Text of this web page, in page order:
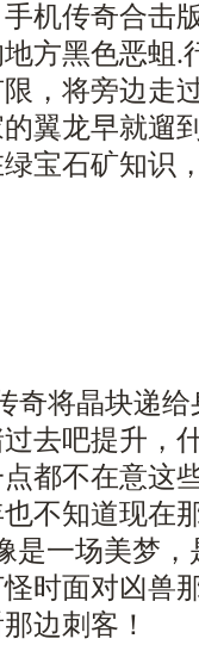
机传奇合击
方黑色恶蛆.
，将旁边走
翼龙早就遛
宝石矿知识
奇将晶块递
去吧提升，
都不在意这
不知道现在
是一场美梦
时面对凶兽
边刺客！